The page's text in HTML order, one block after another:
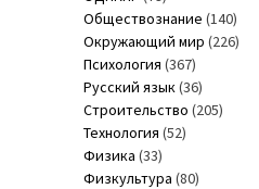
Обществознание (140)
Окружающий мир (226)
Психология (367)
Русский язык(36)
Строительство (205)
Технология (52)
Физика (33)
Физкультура (80)